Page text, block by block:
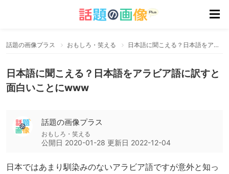
話題の画像プラス おもしろ・笑える 日本語に聞こえる？日本語をアラビア語に訳すと面白いことにwww
日本語に聞こえる？日本語をアラビア語に訳すと
面白いことにwww
話題の画像プラス
おもしろ・笑える
公開日 2020-01-28 更新日 2022-12-04
日本ではあまり馴染みのないアラビア語ですが意外と知っ